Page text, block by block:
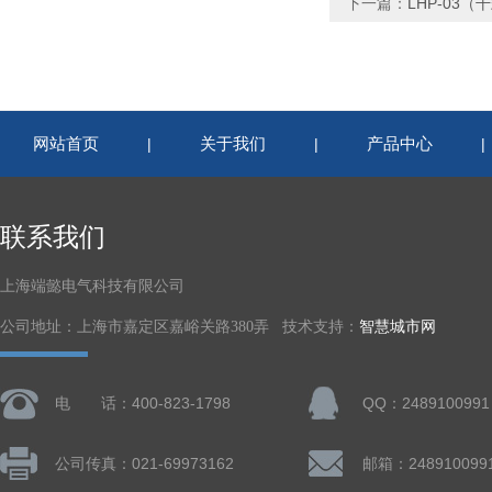
网站首页 | 关于我们 | 产品中心
联系我们
上海端懿电气科技有限公司
公司地址：上海市嘉定区嘉峪关路380弄 技术支持： 智慧城市网
电 话：400-823-1798 QQ：2489100991
公司传真：021-69973162 邮箱：